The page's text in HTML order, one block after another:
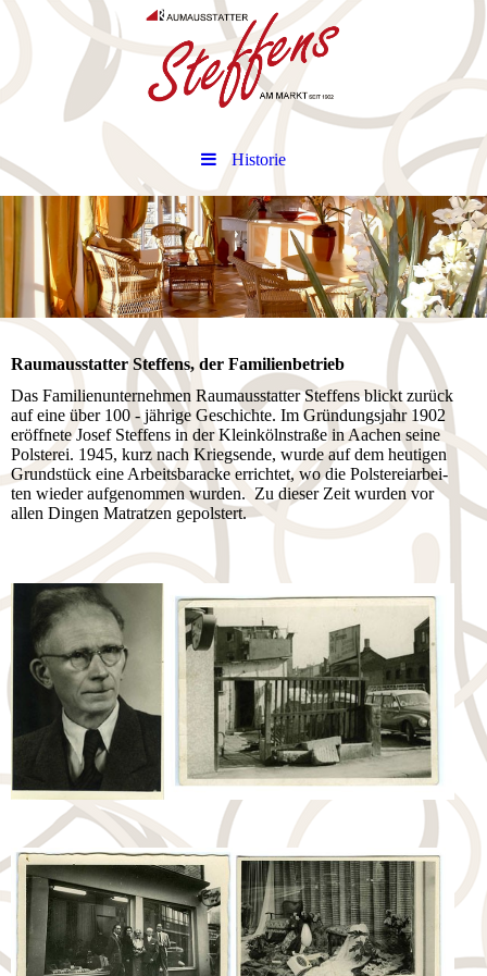
Historie
Raumausstatter Steffens, der Familienbetrieb
Das Familienunternehmen Raumausstatter Steffens blickt zurück
auf eine über 100 - jährige Geschichte. Im Grün­dungs­jahr 1902
eröffnete Josef Steffens in der Kleinkölnstraße in Aachen seine
Polsterei. 1945, kurz nach Kriegs­­en­de, wurde auf dem heutigen
Grund­stück eine Arbeitsbaracke errichtet, wo die Pol­ster­eiar­bei­
ten wieder aufgenommen wurden. Zu dieser Zeit wurden vor
allen Dingen Matratzen gepolstert.